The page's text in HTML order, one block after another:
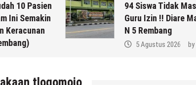
94 Siswa Tidak Masuk Sekolah, 7
Guru Izin !! Diare Massal Di SMP
N 5 Rembang
5 Agustus 2026